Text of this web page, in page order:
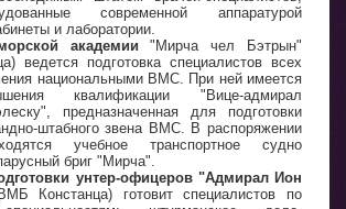
современной аппаратурой
и лаборатории.
академии "Мирча чел Бэтрын"
ведется подготовка специалистов всех
национальными ВМС. При ней имеется
квалификации "Вице-адмирал
предназначенная для подготовки
штабного звена ВМС. В распоряжении
учебное транспортное судно
бриг "Мирча".
унтер-офицеров "Адмирал Ион
Констанца) готовит специалистов по